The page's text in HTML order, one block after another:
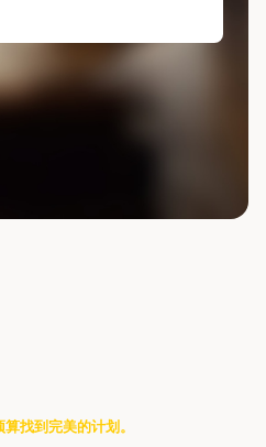
找到完美的计划。